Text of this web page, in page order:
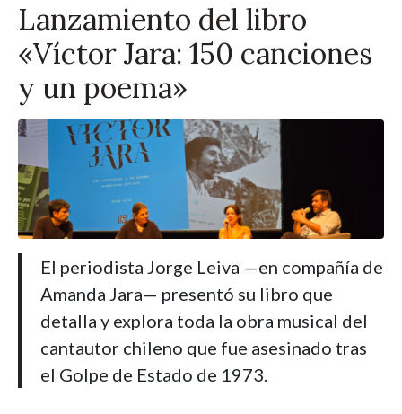
Lanzamiento del libro
«Víctor Jara: 150 canciones
y un poema»
El periodista Jorge Leiva —en compañía de
Amanda Jara— presentó su libro que
detalla y explora toda la obra musical del
cantautor chileno que fue asesinado tras
el Golpe de Estado de 1973.